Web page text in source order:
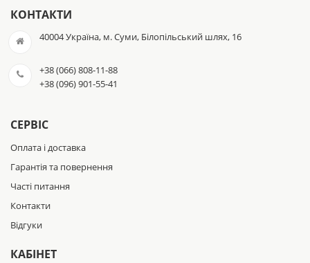
КОНТАКТИ
40004 Україна, м. Суми, Білопільський шлях, 16
+38 (066) 808-11-88
+38 (096) 901-55-41
СЕРВІС
Оплата і доставка
Гарантія та повернення
Часті питання
Контакти
Відгуки
КАБІНЕТ